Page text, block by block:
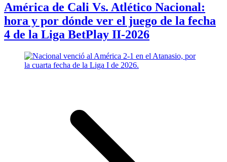
América de Cali Vs. Atlético Nacional:
hora y por dónde ver el juego de la fecha
4 de la Liga BetPlay II-2026